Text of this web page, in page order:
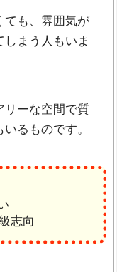
ても、雰囲気が
まう人もいま
リーな空間で質
るものです。
志向